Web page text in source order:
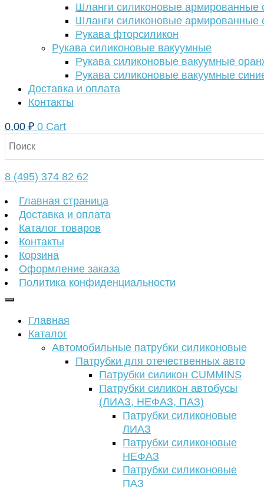
Шланги силиконовые армированные
Шланги силиконовые армированные
Рукава фторсиликон
Рукава силиконовые вакуумные
Рукава силиконовые вакуумные
Рукава силиконовые вакуумные
Доставка и оплата
Контакты
0,00 ₽ 0 Cart
8 (495) 374 82 62
Главная страница
Доставка и оплата
Каталог товаров
Контакты
Корзина
Оформление заказа
Политика конфиденциальности
Главная
Каталог
Автомобильные патрубки силиконовые
Патрубки для отечественных авто
Патрубки силикон CUMMINS
Патрубки силикон автобусы
(ЛИАЗ, НЕФАЗ, ПАЗ)
Патрубки силиконовые
ЛИАЗ
Патрубки силиконовые
НЕФАЗ
Патрубки силиконовые
ПАЗ